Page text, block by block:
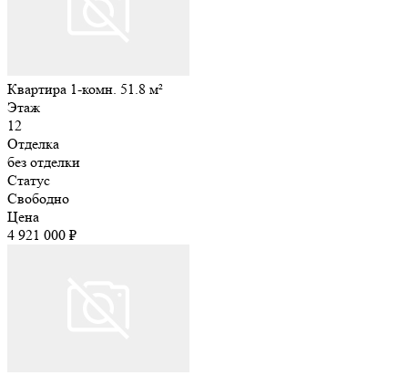
Квартира 1-комн. 51.8 м²
Этаж
12
Отделка
без отделки
Статус
Свободно
Цена
4 921 000 ₽